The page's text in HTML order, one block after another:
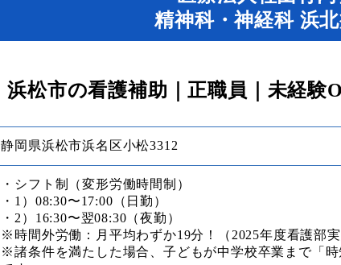
精神科・神経科 浜
浜松市の看護補助｜正職員｜未経験
静岡県浜松市浜名区小松3312
・シフト制（変形労働時間制）
・1）08:30〜17:00（日勤）
・2）16:30〜翌08:30（夜勤）
※時間外労働：月平均わずか19分！（2025年度看護部
※諸条件を満たした場合、子どもが中学校卒業まで「